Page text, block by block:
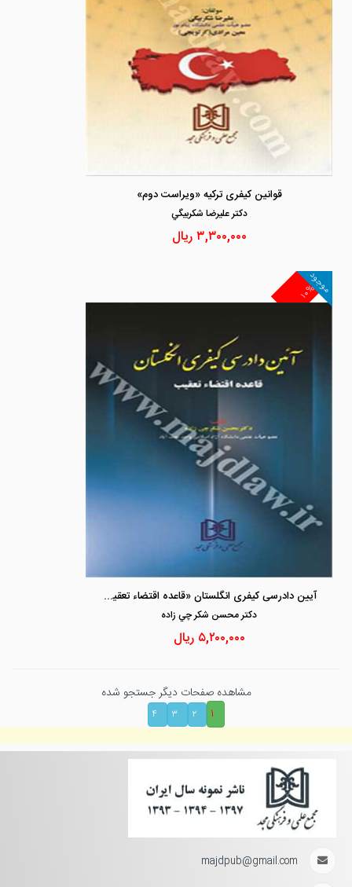
قوانین کیفری ترکیه «ویراست دوم»
دكتر عليرضا شكربيگي
۳,۳۰۰,۰۰۰ریال
۱۰%
موجود
آیین دادرسی کیفری انگلستان «قاعده اقتضاء تعقیب»
دكتر محسن شكر چي زاده
۵,۲۰۰,۰۰۰ ریال
مشاهده صفحات دیگر جستجو شده
۱
۲ ۳ ۴
majdpub@gmail.com